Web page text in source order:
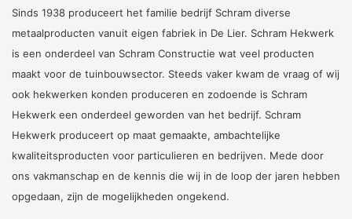
Sinds 1938 produceert het familie bedrijf Schram diverse
metaalproducten vanuit eigen fabriek in De Lier. Schram Hekwerk
is een onderdeel van Schram Constructie wat veel producten
maakt voor de tuinbouwsector. Steeds vaker kwam de vraag of wij
ook hekwerken konden produceren en zodoende is Schram
Hekwerk een onderdeel geworden van het bedrijf. Schram
Hekwerk produceert op maat gemaakte, ambachtelijke
kwaliteitsproducten voor particulieren en bedrijven. Mede door
ons vakmanschap en de kennis die wij in de loop der jaren hebben
opgedaan, zijn de mogelijkheden ongekend.